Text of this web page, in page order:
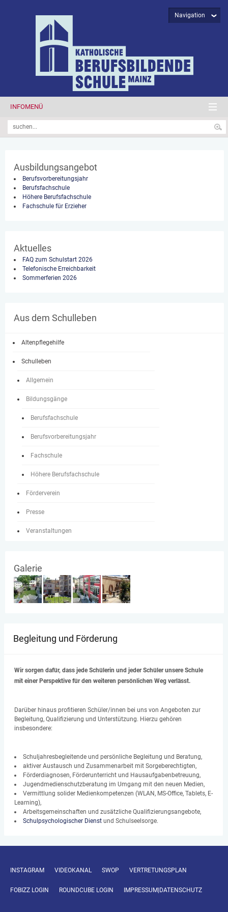
Navigation
INFOMENÜ
Ausbildungsangebot
Berufsvorbereitungsjahr
Berufsfachschule
Höhere Berufsfachschule
Fachschule für Erzieher
Aktuelles
FAQ zum Schulstart 2026
Telefonische Erreichbarkeit
Sommerferien 2026
Aus dem Schulleben
Altenpflegehilfe
Schulleben
Allgemein
Bildungsgänge
Berufsfachschule
Berufsvorbereitungsjahr
Fachschule
Höhere Berufsfachschule
Förderverein
Presse
Veranstaltungen
Galerie
Begleitung und Förderung
Wir sorgen dafür, dass jede Schülerin und jeder Schüler unsere Schule
mit einer Perspektive für den weiteren persönlichen Weg verlässt.
Darüber hinaus profitieren Schüler/innen bei uns von Angeboten zur
Begleitung, Qualifizierung und Unterstützung. Hierzu gehören
insbesondere:
Schuljahresbegleitende und persönliche Begleitung und Beratung,
aktiver Austausch und Zusammenarbeit mit Sorgeberechtigten,
Förderdiagnosen, Förderunterricht und Hausaufgabenbetreuung,
Jugendmedienschutzberatung im Umgang mit den neuen Medien,
Vermittlung solider Medienkompetenzen (WLAN, MS-Office, Tablets, E-
Learning),
Arbeitsgemeinschaften und zusätzliche Qualifizierungsangebote,
Schulpsychologischer Dienstund Schulseelsorge.
INSTAGRAM VIDEOKANAL SWOP VERTRETUNGSPLAN
FOBIZZ LOGIN ROUNDCUBE LOGIN IMPRESSUM|DATENSCHUTZ